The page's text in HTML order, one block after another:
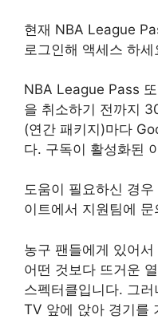
현재 NBA League
로그인해 액세스 하세
NBA League Pass
을 취소하기 전까지
(연간 패키지)마다
다. 구독이 활성화된
도움이 필요하신 경
이트에서 지원팀에 문
농구 팬들에게 있어
어떤 것보다 뜨거운
스펙터클입니다. 그
TV 앞에 앉아 경기를